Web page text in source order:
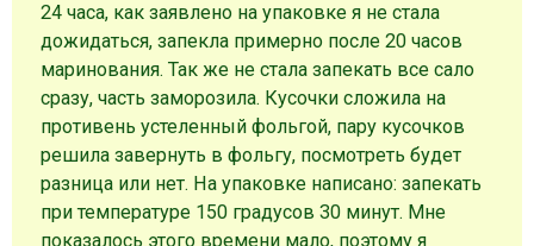
24 часа, как заявлено на упаковке я не стала
дожидаться, запекла примерно после 20 часов
маринования. Так же не стала запекать все сало
сразу, часть заморозила. Кусочки сложила на
противень устеленный фольгой, пару кусочков
решила завернуть в фольгу, посмотреть будет
разница или нет. На упаковке написано: запекать
при температуре 150 градусов 30 минут. Мне
показалось этого времени мало, поэтому я